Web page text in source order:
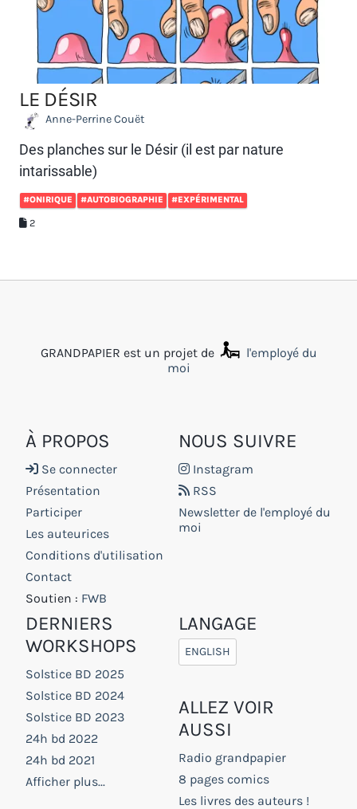
LE DÉSIR
Anne-Perrine Couët
Des planches sur le Désir (il est par nature
intarissable)
#ONIRIQUE #AUTOBIOGRAPHIE #EXPÉRIMENTAL
2
GRANDPAPIER est un projet de
l'employé du
moi
À PROPOS
Se connecter
Présentation
Participer
Les auteurices
Conditions d'utilisation
Contact
Soutien : FWB
NOUS SUIVRE
Instagram
RSS
Newsletter de l'employé du
moi
DERNIERS
WORKSHOPS
Solstice BD 2025
Solstice BD 2024
Solstice BD 2023
24h bd 2022
24h bd 2021
Afficher plus...
LANGAGE
ENGLISH
ALLEZ VOIR
AUSSI
Radio grandpapier
8 pages comics
Les livres des auteurs !